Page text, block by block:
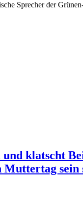
Sprecher der
und klatscht
Muttertag sein